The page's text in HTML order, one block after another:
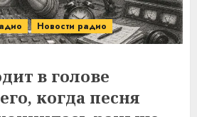
Новости радио
в голове
когда песня